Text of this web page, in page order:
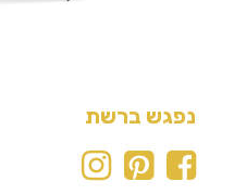
נפגש ברשת